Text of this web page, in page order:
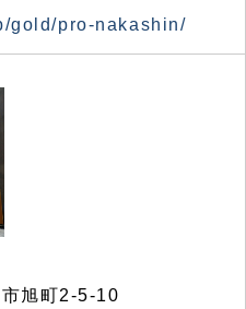
gold/pro-nakashin/
旭町2-5-10